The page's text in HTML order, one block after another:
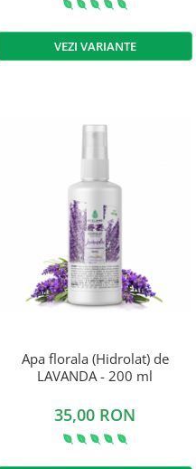
VEZI VARIANTE
Apa florala (Hidrolat) de
LAVANDA - 200 ml
35,00 RON